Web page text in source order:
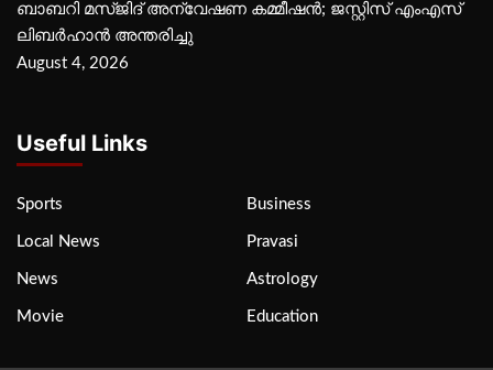
ബാബറി മസ്ജിദ് അന്വേഷണ കമ്മീഷന്‍; ജസ്റ്റിസ് എംഎസ്
ലിബര്‍ഹാന്‍ അന്തരിച്ചു
August 4, 2026
Useful Links
Sports Business
Local News Pravasi
News Astrology
Movie Education